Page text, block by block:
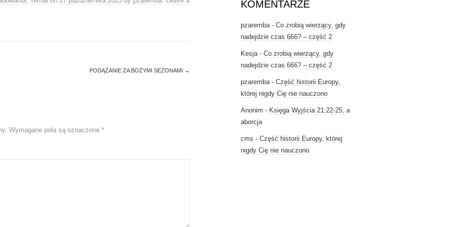
PODĄŻANIE ZA BOŻYMI SEZONAMI →
Wymagane pola są oznaczone *
KOMENTARZE
pzaremba- Co zrobią wierzący, gdy
nadejdzie czas 666? – część 2
Kesja- Co zrobią wierzący, gdy
nadejdzie czas 666? – część 2
pzaremba- Część historii Europy,
której nigdy Cię nie nauczono
Anonim - Księga Wyjścia 21:22-25, a
aborcja
cms - Część historii Europy, której
nigdy Cię nie nauczono